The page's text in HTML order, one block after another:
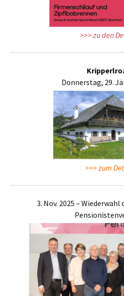
>>> zu den
Donnerstag, 29.
>>> zum
3. Nov. 2025 – Wiederwahl